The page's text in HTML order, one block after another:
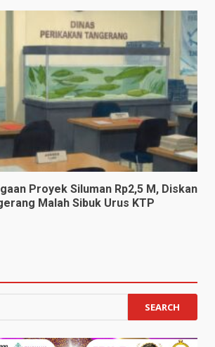
Proyek Siluman Rp2,5 M, Diskan
Malah Sibuk Urus KTP